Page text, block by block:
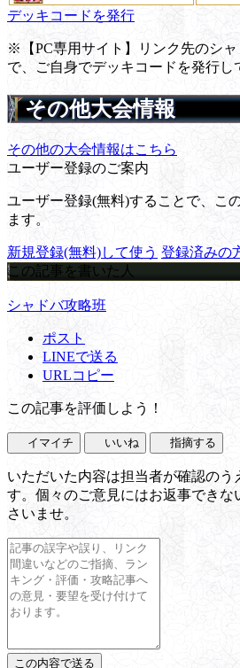
デッキコードを発行
※【PC専用サイト】リンク先のシ
で、ご自身でデッキコードを発行し
その他大会情報
その他の大会情報はこちら
ユーザー登録のご案内
ユーザー登録(無料)することで、こ
ます。
新規登録(無料)して使う 登録済みの
この記事を書いた人
シャドバ攻略班
ポスト
LINEで送る
URLコピー
この記事を評価しよう！
イマイチ いいね 指摘する
いただいた内容は担当者が確認のう
す。個々のご意見にはお返事できな
さいませ。